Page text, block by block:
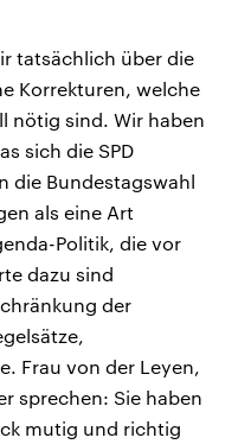
tatsächlich über die
Korrekturen, welche
nötig sind. Wir haben
sich die SPD
die Bundestagswahl
als eine Art
Politik, die vor
dazu sind
der
Frau von der Leyen,
sprechen: Sie haben
mutig und richtig